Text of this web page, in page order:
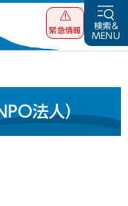
緊急情報
検索&
MENU
法人）